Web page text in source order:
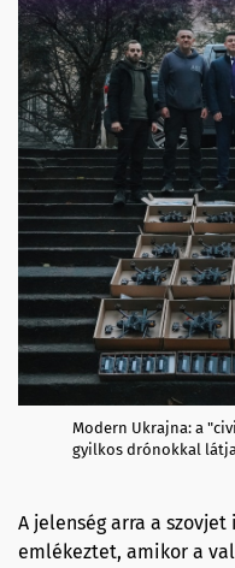
Modern Ukrajna: a
gyilkos drónokkal
A jelenség arra a
emlékeztet, amikor a